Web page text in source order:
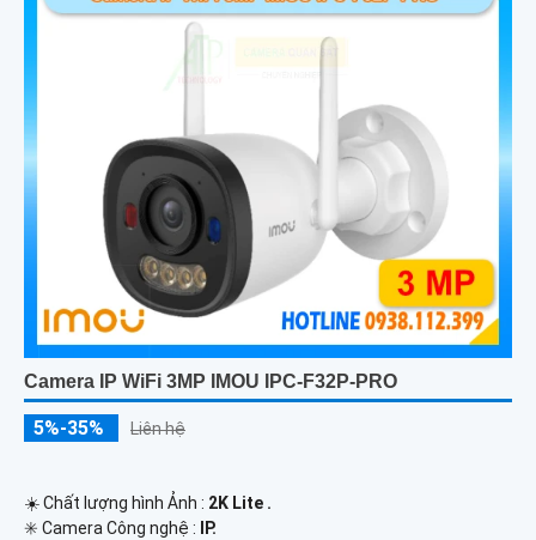
Camera IP WiFi 3MP IMOU IPC-F32P-PRO
5%-35% Liên hệ
☀️ Chất lượng hình Ảnh : 2K Lite .
✳️ Camera Công nghệ :
IP.